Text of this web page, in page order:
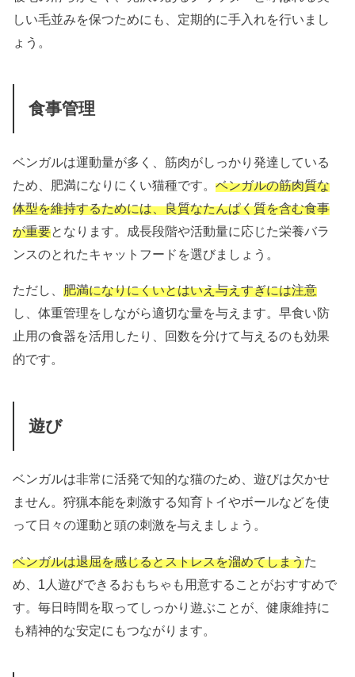
しい毛並みを保つためにも、定期的に手入れを行いまし
ょう。
食事管理
ベンガルは運動量が多く、筋肉がしっかり発達している
ため、肥満になりにくい猫種です。ベンガルの筋肉質な
体型を維持するためには、良質なたんぱく質を含む食事
が重要となります。成長段階や活動量に応じた栄養バラ
ンスのとれたキャットフードを選びましょう。
ただし、肥満になりにくいとはいえ与えすぎには注意
し、体重管理をしながら適切な量を与えます。早食い防
止用の食器を活用したり、回数を分けて与えるのも効果
的です。
遊び
ベンガルは非常に活発で知的な猫のため、遊びは欠かせ
ません。狩猟本能を刺激する知育トイやボールなどを使
って日々の運動と頭の刺激を与えましょう。
ベンガルは退屈を感じるとストレスを溜めてしまうた
め、1人遊びできるおもちゃも用意することがおすすめで
す。毎日時間を取ってしっかり遊ぶことが、健康維持に
も精神的な安定にもつながります。